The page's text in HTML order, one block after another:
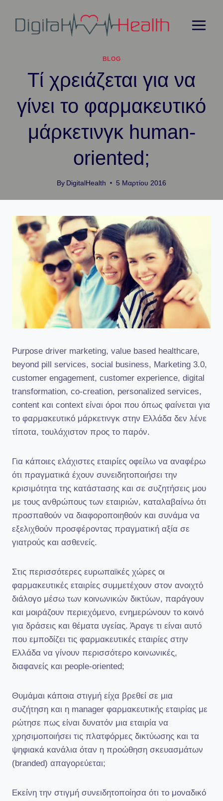
content
BLOG
Τί χρειάζεται για να
γίνει το φαρμακευτικό
μάρκετινγκ human-
oriented;
By DigitalHealth 5 Μαρτίου 2016
Purpose driver marketing, value based healthcare,
beyond pill services, social business, Marketing 3.0,
customer engagement, customer experience, digital
transformation, co-creation, personalized services,
content και context είναι όροι που όπως φαίνεται για
το φαρμακευτικό μάρκετινγκ στην Ελλάδα δεν λένε
τίποτα, τουλάχιστον προς το παρόν.
Για κάποιες ελάχιστες εταιρίες οφείλω να αναφέρω
ότι πραγματικά έχουν συνειδητοποιήσει την
κρισιμότητα της κατάστασης και σε συζητήσεις μου
με τους ανθρώπους των εταιριών, καταλαβαίνω ότι
προσπαθούν να διαφοροποιηθούν και συνάμα να
εξελιχθούν προσφέροντας πραγματική αξία σε
γιατρούς και ασθενείς.
Στις περισσότερες ευρωπαϊκές χώρες οι
φαρμακευτικές εταιρίες συμμετέχουν στον ανοιχτό
διάλογο μέσω των κοινωνικών δικτύων, παράγουν
και μοιράζουν περιεχόμενο, ενημερώνουν το κοινό
για δράσεις και θέματα υγείας. Άραγε τι είναι αυτό
που εμποδίζει τις φαρμακευτικές εταιρίες στην
Ελλάδα να γίνουν περισσότερο κοινωνικές,
διαφανείς και people-oriented;
Θυμάμαι κάποια στιγμή είχα βρεθεί σε μια
συζήτηση και η manager φαρμακευτικής εταιρίας με
ρώτησε πως είναι δυνατόν μια εταιρία να
χρησιμοποιήσει τις πλατφόρμες δικτύωσης και τα
ψηφιακά κανάλια όταν η προώθηση σκευασμάτων
(branded) απαγορεύεται;
Εκείνη την στιγμή συνειδητοποίησα ότι το μοναδικό